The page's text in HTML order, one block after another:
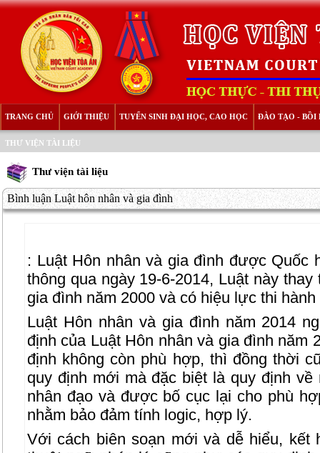
TRANG CHỦ GIỚI THIỆU TUYỂN SINH ĐẠI HỌC, CAO HỌC ĐÀO TẠO - BỒI
THƯ VIỆN TÀI LIỆU
Thư viện tài liệu
Bình luận Luật hôn nhân và gia đình
: Luật Hôn nhân và gia đình được Quốc
thông qua ngày 19-6-2014, Luật này
gia đình năm 2000 và có hiệu lực thi
Luật Hôn nhân và gia đình năm 2014
định của Luật Hôn nhân và gia đình năm
định không còn phù hợp, thì đồng thời
quy định mới mà đặc biệt là quy định
nhân đạo và được bố cục lại cho phù
nhằm bảo đảm tính logic, hợp lý.
Với cách biên soạn mới và dễ hiểu, kết